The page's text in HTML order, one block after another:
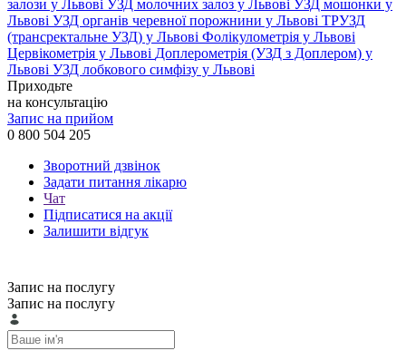
залози у Львові УЗД молочних залоз у Львові УЗД мошонки у
Львові УЗД органів черевної порожнини у Львові ТРУЗД
(трансректальне УЗД) у Львові Фолікулометрія у Львові
Цервікометрія у Львові Доплерометрія (УЗД з Доплером) у
Львові УЗД лобкового симфізу у Львові
Приходьте
на консультацію
Запис на прийом
0 800 504 205
Зворотний дзвінок
Задати питання лікарю
Чат
Підписатися на акції
Залишити відгук
Запис на послугу
Запис на послугу